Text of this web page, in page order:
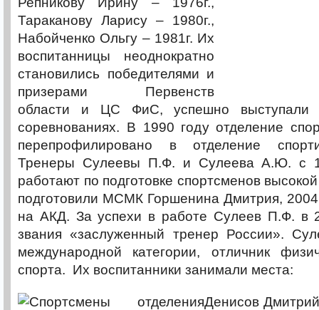
Тараканову Ларису – 1980г.,
Набойченко Ольгу – 1981г. Их
воспитанницы неоднократно
становились победителями и
призерами Первенств
области и ЦС ФиС, успешно выступали
соревнованиях. В 1990 году отделение
перепрофилировано в отделение
Тренеры Сулеевы П.Ф. и Сулеева А.Ю. с
работают по подготовке спортсменов
подготовили МСМК Горшенина Дмитрия,
на АКД. За успехи в работе Сулеев П.Ф. в
звания «заслуженный тренер России».
международной категории, отличник
спорта. Их воспитанники занимали места:
Денисов